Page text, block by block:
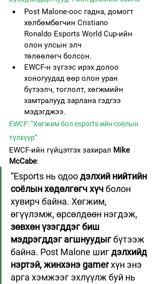
Post Malone-оос гадна, домогт
хөлбөмбөгчин Cristiano
Ronaldo Esports World Cup-ийн
олон улсын элч
төлөөлөгч болсон.
EWCF-н зүгээс ирэх долоо
хоногуудад өөр олон уран
бүтээлч, тоглолт, хөгжмийн
хамтралууд зарлана гэдгээ
мэдэгджээ.
EWCF: “Хөгжим бол esports-ийн соёлын
түлхүүр”
EWCF-ийн гүйцэтгэх захирал Mike
McCabe:
“Esports нь одоо дэлхий нийтийн
соёлын хөдөлгөгч хүч болон
хувирч байна. Хөгжим,
өгүүлэмж, өрсөлдөөн нэгдэж,
зөвхөн үзэгддэг биш
мэдрэгддэг агшнуудыг бүтээж
байна. Post Malone шиг дэлхийд
нэртэй, жинхэнэ gamer хүн энэ
арга хэмжээг эхлүүлж буй нь